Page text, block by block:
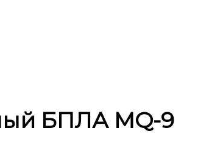
БПЛА MQ-9